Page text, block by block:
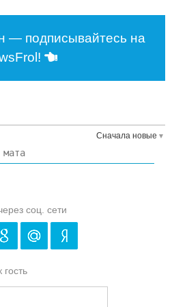
— подписывайтесь на
Сначала новые
соц. сети
гость